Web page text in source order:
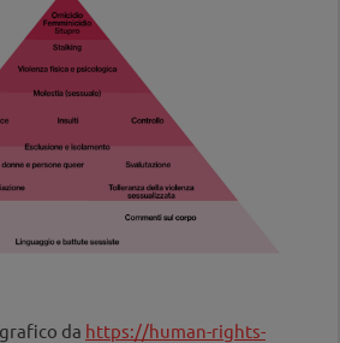
sfaccetature
da https://human-rights-